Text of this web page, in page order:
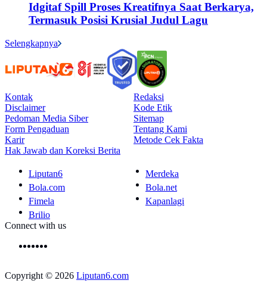
Idgitaf Spill Proses Kreatifnya Saat Berkarya,
Termasuk Posisi Krusial Judul Lagu
Selengkapnya
Kontak
Redaksi
Disclaimer
Kode Etik
Pedoman Media Siber
Sitemap
Form Pengaduan
Tentang Kami
Karir
Metode Cek Fakta
Hak Jawab dan Koreksi Berita
Liputan6
Merdeka
Bola.com
Bola.net
Fimela
Kapanlagi
Brilio
Connect with us
Copyright © 2026 Liputan6.com